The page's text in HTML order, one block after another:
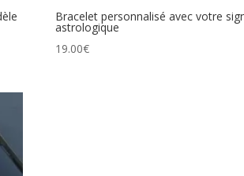
Bracelet personnalisé avec votre
astrologique
19.00€